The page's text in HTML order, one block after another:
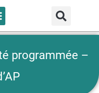
programmée –